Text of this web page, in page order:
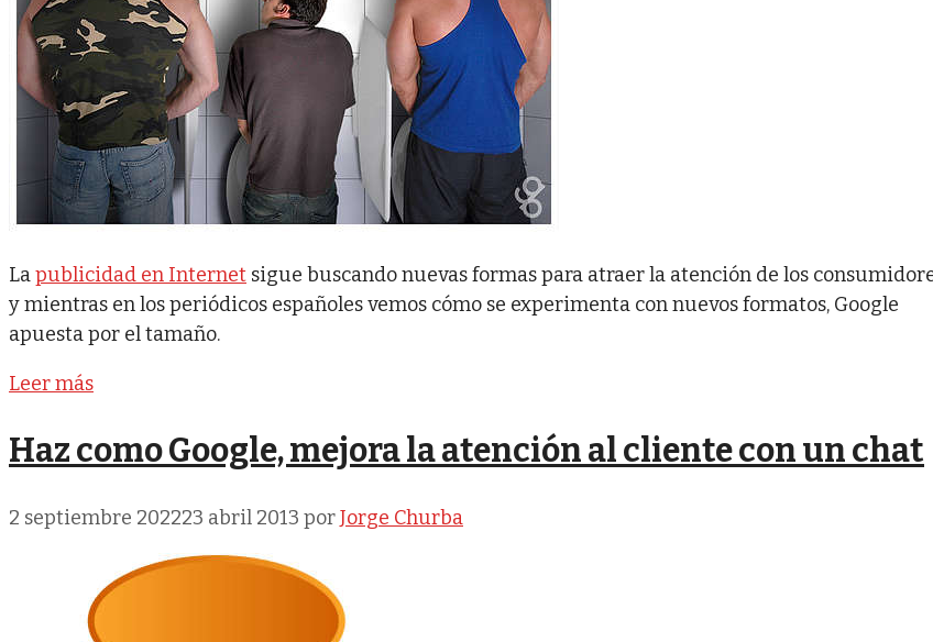
Lapublicidad en Internet sigue buscando nuevas formas para atraer la atención de los
y mientras en los periódicos españoles vemos cómo se experimenta con nuevos formatos, Google
apuesta por el tamaño.
Leer más
Haz como Google, mejora la atención al cliente con un chat
2 septiembre 202223 abril 2013 porJorge Churba